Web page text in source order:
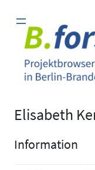
Inhalt
springen
Elisabeth
Information